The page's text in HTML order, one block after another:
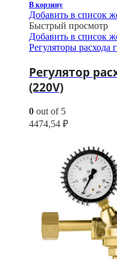
В корзину
Добавить в список
Быстрый просмотр
Добавить в список
Регуляторы расхода
Регулятор
(220V)
0 out of 5
4474,54 ₽